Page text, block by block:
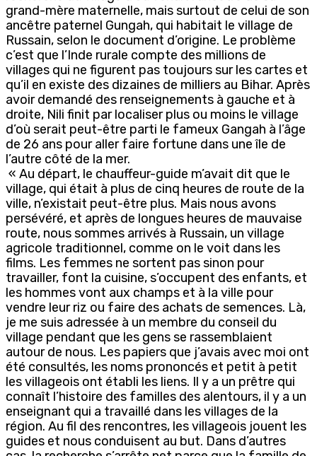
grand-mère maternelle, mais surtout de celui de son
ancêtre paternel Gungah, qui habitait le village de
Russain, selon le document d’origine. Le problème
c’est que l’Inde rurale compte des millions de
villages qui ne figurent pas toujours sur les cartes et
qu’il en existe des dizaines de milliers au Bihar. Après
avoir demandé des renseignements à gauche et à
droite, Nili finit par localiser plus ou moins le village
d’où serait peut-être parti le fameux Gangah à l’âge
de 26 ans pour aller faire fortune dans une île de
l’autre côté de la mer.
« Au départ, le chauffeur-guide m’avait dit que le
village, qui était à plus de cinq heures de route de la
ville, n’existait peut-être plus. Mais nous avons
persévéré, et après de longues heures de mauvaise
route, nous sommes arrivés à Russain, un village
agricole traditionnel, comme on le voit dans les
films. Les femmes ne sortent pas sinon pour
travailler, font la cuisine, s’occupent des enfants, et
les hommes vont aux champs et à la ville pour
vendre leur riz ou faire des achats de semences. Là,
je me suis adressée à un membre du conseil du
village pendant que les gens se rassemblaient
autour de nous. Les papiers que j’avais avec moi ont
été consultés, les noms prononcés et petit à petit
les villageois ont établi les liens. Il y a un prêtre qui
connaît l’histoire des familles des alentours, il y a un
enseignant qui a travaillé dans les villages de la
région. Au fil des rencontres, les villageois jouent les
guides et nous conduisent au but. Dans d’autres